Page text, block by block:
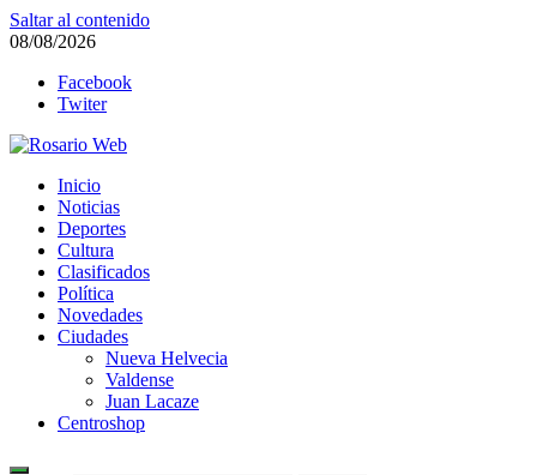
Saltar al contenido
08/08/2026
Facebook
Twiter
Rosario Web
Todas la noticias de Rosario y la zona
Inicio
Noticias
Deportes
Cultura
Clasificados
Política
Novedades
Ciudades
Nueva Helvecia
Valdense
Juan Lacaze
Centroshop